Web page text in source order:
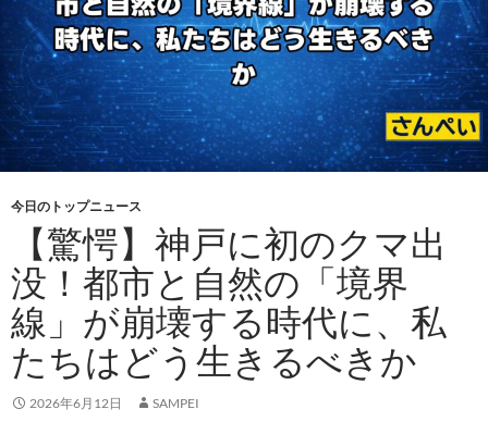
今日のトップニュース
【驚愕】神戸に初のクマ出
没！都市と自然の「境界
線」が崩壊する時代に、私
たちはどう生きるべきか
2026年6月12日 SAMPEI